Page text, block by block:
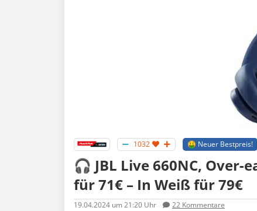
1032 🤑 Neuer Bestpreis!
🎧 JBL Live 660NC,
für 71€ – In Weiß für 79€
19.04.2024 um 21:20 Uhr 22 Kommentare